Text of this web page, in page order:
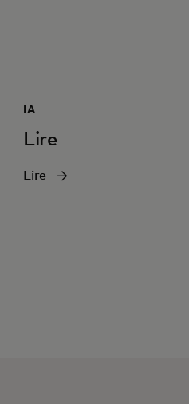
IA
Lire
Lire